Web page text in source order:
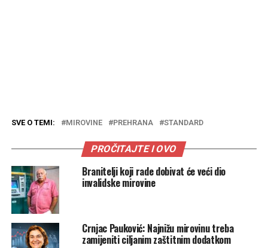
SVE O TEMI: MIROVINE PREHRANA STANDARD
PROČITAJTE I OVO
Branitelji koji rade dobivat će veći dio
invalidske mirovine
Crnjac Pauković: Najnižu mirovinu treba
zamijeniti ciljanim zaštitnim dodatkom